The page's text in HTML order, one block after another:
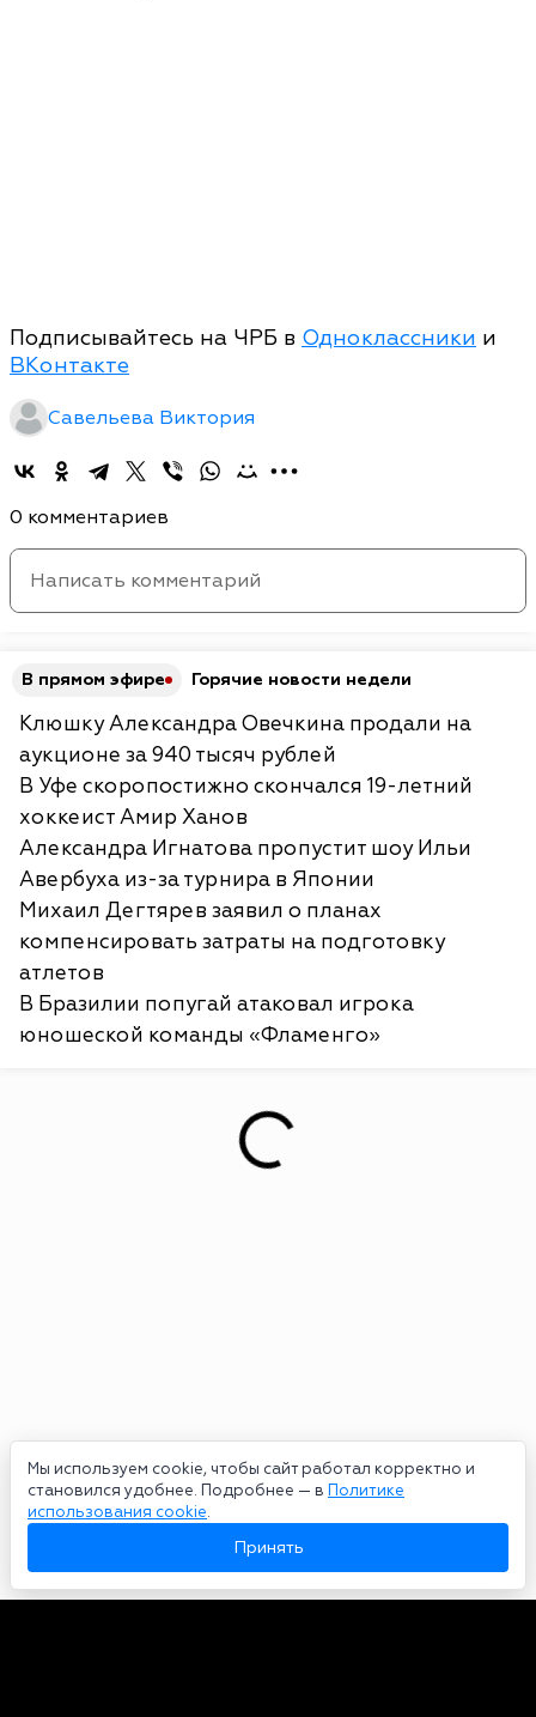
Мы используем cookie, чтобы сайт работал корректно и
становился удобнее. Подробнее — в Политике
использования cookie.
Принять
Подписывайтесь на ЧРБ в Одноклассники и
ВКонтакте
Савельева Виктория
0 комментариев
В прямом эфире Горячие новости недели
Клюшку Александра Овечкина продали на
аукционе за 940 тысяч рублей
В Уфе скоропостижно скончался 19-летний
хоккеист Амир Ханов
Александра Игнатова пропустит шоу Ильи
Авербуха из-за турнира в Японии
Михаил Дегтярев заявил о планах
компенсировать затраты на подготовку
атлетов
В Бразилии попугай атаковал игрока
юношеской команды «Фламенго»